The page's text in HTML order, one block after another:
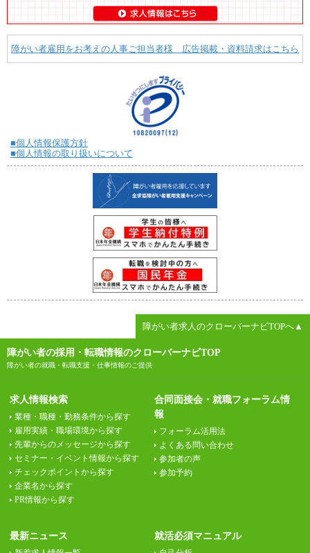
障がい者雇用をお考えの人事ご担当者様 広告掲載・資料請求はこちら
■個人情報保護方針
■個人情報の取り扱いについて
障がい者求人のクローバーナビTOPへ▲
障がい者の採用・転職情報のクローバーナビTOP
障がい者の就職・転職支援・仕事情報のご提供
求人情報検索
業種・職種・勤務条件から探す
雇用実績・職場環境から探す
先輩からのメッセージから探す
セミナー・イベント情報から探す
チェックポイントから探す
企業名から探す
PR情報から探す
合同面接会・就職フォーラム情
報
フォーラム活用法
よくある問い合わせ
参加者の声
参加予約
最新ニュース 就活必須マニュアル